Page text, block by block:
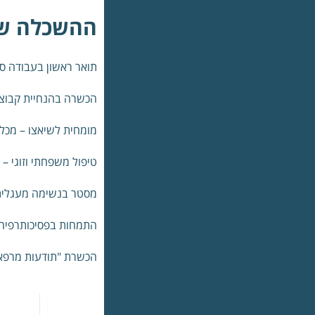
ההשכלה
תואר ראשון בעבודה
הכשרה בהנחיית
מומחית לשיאצו –
טיפול משפחתי וזוגי –
מסטר בנשימה
התמחות
הכשרת "תודעות